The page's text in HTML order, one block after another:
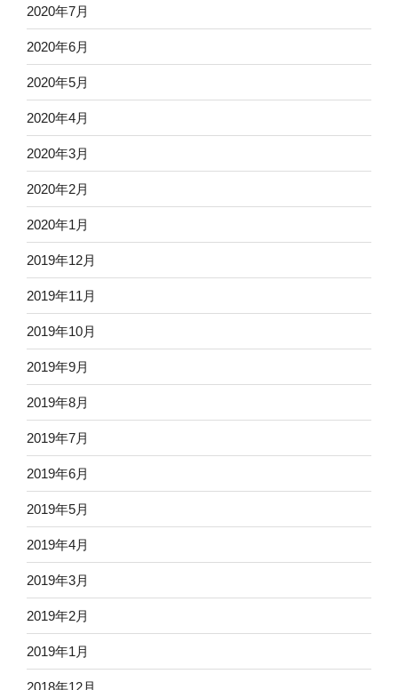
2020年7月
2020年6月
2020年5月
2020年4月
2020年3月
2020年2月
2020年1月
2019年12月
2019年11月
2019年10月
2019年9月
2019年8月
2019年7月
2019年6月
2019年5月
2019年4月
2019年3月
2019年2月
2019年1月
2018年12月